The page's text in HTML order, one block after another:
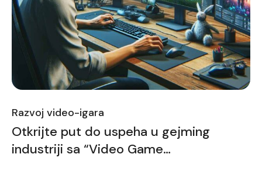
Razvoj video-igara
Otkrijte put do uspeha u gejming
industriji sa “Video Game